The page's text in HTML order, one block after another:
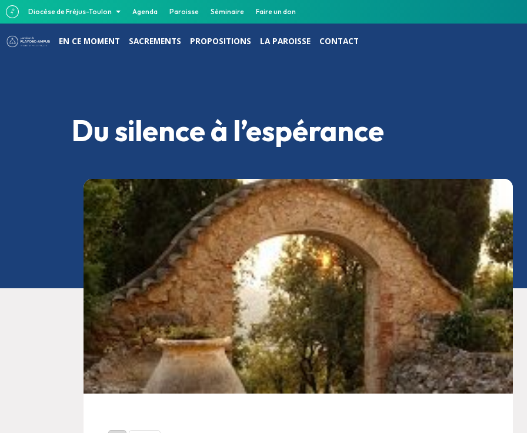
Diocèse de Fréjus-Toulon Agenda Paroisse Séminaire Faire un don
EN CE MOMENT SACREMENTS PROPOSITIONS LA PAROISSE CONTACT
Du silence à l’espérance